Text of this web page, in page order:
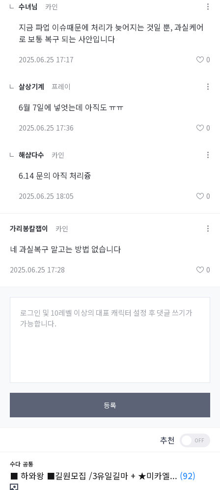
수녀님 카인
지금 파업 이슈때문에 처리가 늦어지는 것일 뿐, 과실케어
로 보통 복구 되는 사안입니다
2025.06.25 17:17 0
살상기계 프레이
6월 7일에 넣엇는데 아직도 ㅠㅠ
2025.06.25 17:36 0
해샴다수 카인
6.14 문의 아직 처리즁
2025.06.25 18:05 0
가리봉칼잽이 카인
네 과실복구 말고는 방법 없습니다
2025.06.25 17:28 0
로그인 및 10레벨 이상의 대표 캐릭터 설정 후 댓글 쓰기가
가능합니다.
등록
추천
수다 공통
■ 하와왕 ■길원모집 /3유일길마 + ★미카엘... (92)